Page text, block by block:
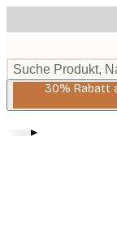
to
content.
Suche Produkt,
30% Rabatt
▸